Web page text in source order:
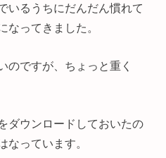
いるうちにだんだん慣れて
なってきました。
のですが、ちょっと重く
ダウンロードしておいたの
なっています。